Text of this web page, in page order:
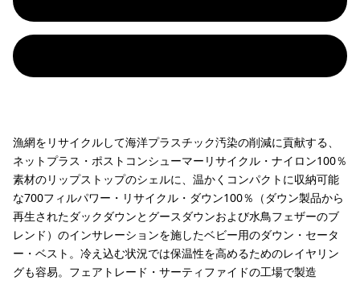
漁網をリサイクルして海洋プラスチック汚染の削減に貢献する、
ネットプラス・ポストコンシューマーリサイクル・ナイロン100％
素材のリップストップのシェルに、温かくコンパクトに収納可能
な700フィルパワー・リサイクル・ダウン100％（ダウン製品から
再生されたダックダウンとグースダウンおよび水鳥フェザーのブ
レンド）のインサレーションを施したベビー用のダウン・セータ
ー・ベスト。冷え込む状況では保温性を高めるためのレイヤリン
グも容易。フェアトレード・サーティファイドの工場で製造